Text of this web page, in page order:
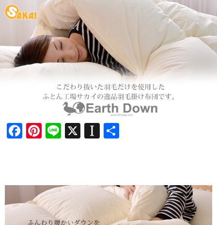
Facebook
Pinterest
Line
X Instapaper